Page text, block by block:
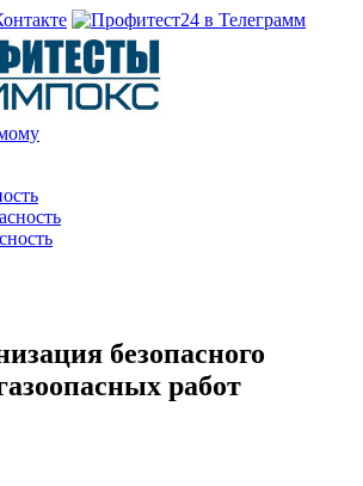
безопасного
работ